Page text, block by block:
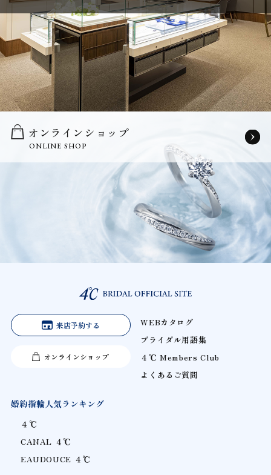
オンラインショップ
ONLINE SHOP
来店予約する
オンラインショップ
WEBカタログ
ブライダル用語集
４℃ Members Club
よくあるご質問
婚約指輪人気ランキング
４℃
CANAL ４℃
EAUDOUCE ４℃